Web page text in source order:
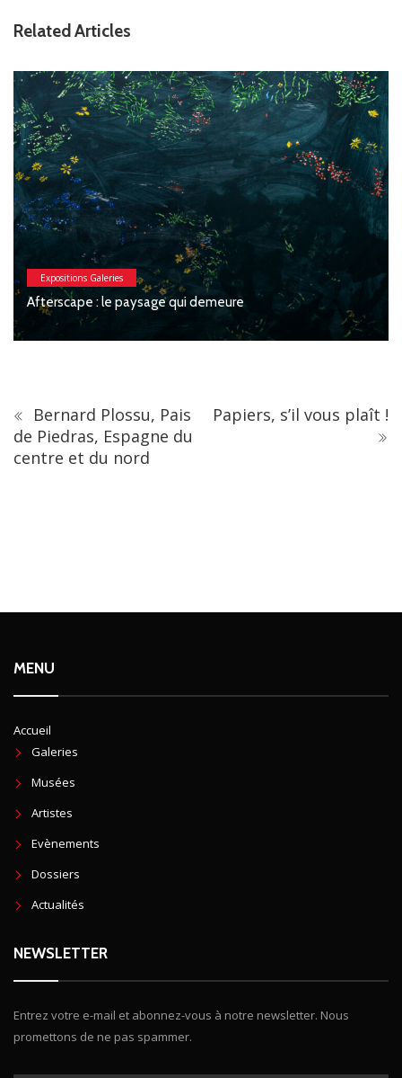
Related Articles
qui demeure
Expositions Galeries
Macchia : Jesse
Féronnière
Bernard Plossu, Pais
de Piedras, Espagne du
centre et du nord
Papiers, s’il vous plaît !
MENU
Accueil
Galeries
Musées
Artistes
Evènements
Dossiers
Actualités
NEWSLETTER
Entrez votre e-mail et abonnez-vous à notre newsletter. Nous
promettons de ne pas spammer.